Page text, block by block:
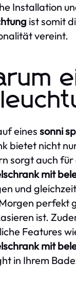
Installation
ist somit
vereint.
eines sonni
bietet nicht
sorgt auch für
mit
und
perfekt
ist.
Features
mit
in Ihrem